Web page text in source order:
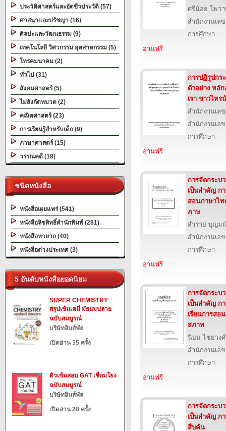
ประวัติศาสตร์และอัตชีวประวัติ (57)
ศาสนาและปรัชญา (16)
ศิลปะและวัฒนธรรม (9)
เทคโนโลยี วิศวกรรม อุตสาหกรรม (5)
โทรคมนาคม (2)
ทั่วไป (31)
สังคมศาสตร์ (5)
ไม่สังกัดหมวด (2)
คณิตศาสตร์ (23)
การเรียนรู้สำหรับเด็ก (9)
ภาษาศาสตร์ (15)
วรรณคดี (18)
ชนิดหนังสือ
หนังสือเผยแพร่ (541)
หนังสือลิขสิทธิ์สำนักพิมพ์ (281)
หนังสือหายาก (40)
หนังสือต่างประเทศ (3)
5 อันดับหนังสือยอดนิยม
SUPER CHEMISTRY
สรุปเข้มเคมี มัธยมปลาย
ฉบับสมบูรณ์
บริษัทอินส์พัล
เปิดอ่าน 35 ครั้ง
ติวเข้มสอบ GAT เชื่อมโยง
ฉบับสมบูรณ์
บริษัทอินส์พัล
เปิดอ่าน 20 ครั้ง
ศรีน้อย โพว
สำนักงานเล
การศึกษา
อ่านฟรี
การปฏิรูปกร
ตัวอย่าง หลั
เรา ชาวไทร
สำนักงานเล
สำนักงานเล
การศึกษา
อ่านฟรี
การจัดกระบ
เป็นสำคัญ ก
สอนภาษาไท
ภาษ
สำรวย บุญม
สำนักงานเล
การศึกษา
อ่านฟรี
การจัดกระบ
เป็นสำคัญ ก
เรียนการสอ
สภาพ
นิยม ไชยวงศ์
สำนักงานเล
การศึกษา
อ่านฟรี
การจัดกระบ
เป็นสำคัญ ก
สืบค้น